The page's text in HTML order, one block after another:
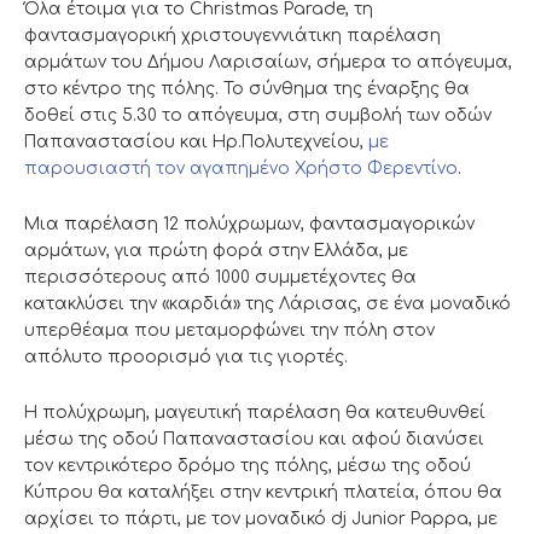
Όλα έτοιμα για το Christmas Parade, τη
φαντασμαγορική χριστουγεννιάτικη παρέλαση
αρμάτων του Δήμου Λαρισαίων, σήμερα το απόγευμα,
στο κέντρο της πόλης. Το σύνθημα της έναρξης θα
δοθεί στις 5.30 το απόγευμα, στη συμβολή των οδών
Παπαναστασίου και Ηρ.Πολυτεχνείου, με
παρουσιαστή τον αγαπημένο Χρήστο Φερεντίνο.
Μια παρέλαση 12 πολύχρωμων, φαντασμαγορικών
αρμάτων, για πρώτη φορά στην Ελλάδα, με
περισσότερους από 1000 συμμετέχοντες θα
κατακλύσει την «καρδιά» της Λάρισας, σε ένα μοναδικό
υπερθέαμα που μεταμορφώνει την πόλη στον
απόλυτο προορισμό για τις γιορτές.
Η πολύχρωμη, μαγευτική παρέλαση θα κατευθυνθεί
μέσω της οδού Παπαναστασίου και αφού διανύσει
τον κεντρικότερο δρόμο της πόλης, μέσω της οδού
Κύπρου θα καταλήξει στην κεντρική πλατεία, όπου θα
αρχίσει το πάρτι, με τον μοναδικό dj Junior Pappa, με